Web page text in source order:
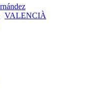
VALENCIÀ